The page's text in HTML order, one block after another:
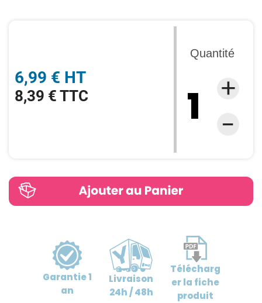
6,99 € HT
8,39 € TTC
Quantité
Garantie1
an
Livraison
24h / 48h
Télécharg
erla fiche
produit